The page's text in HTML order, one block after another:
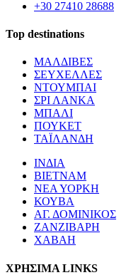
+30 27410 28688
Top destinations
ΜΑΛΔΙΒΕΣ
ΣΕΥΧΕΛΛΕΣ
ΝΤΟΥΜΠΑΙ
ΣΡΙ ΛΑΝΚΑ
ΜΠΑΛΙ
ΠΟΥΚΕΤ
ΤΑΪΛΑΝΔΗ
ΙΝΔΙΑ
ΒΙΕΤΝΑΜ
ΝΕΑ ΥΟΡΚΗ
ΚΟΥΒΑ
ΑΓ. ΔΟΜΙΝΙΚΟΣ
ΖΑΝΖΙΒΑΡΗ
ΧΑΒΑΗ
ΧΡΗΣΙΜΑ LINKS